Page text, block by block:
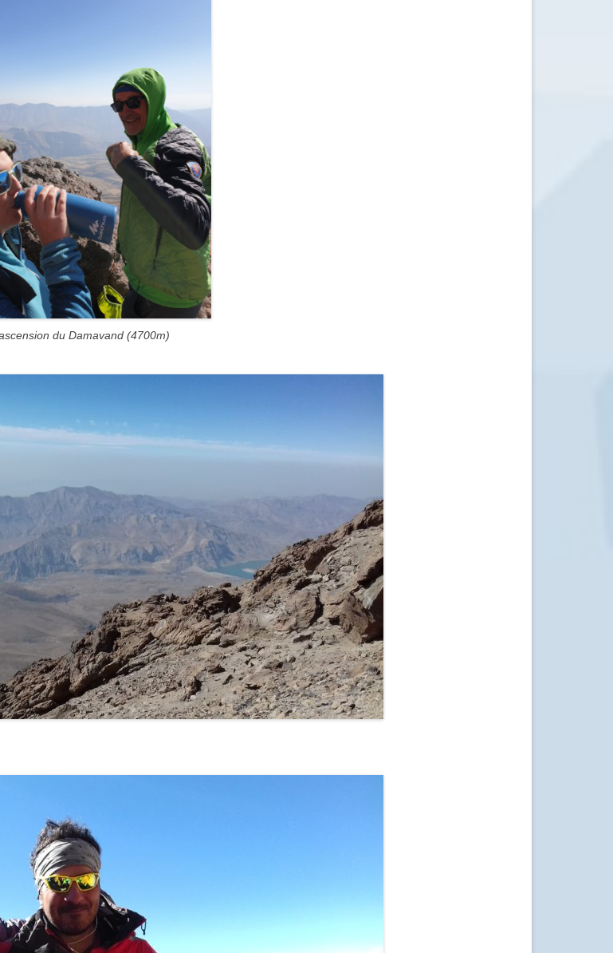
du Damavand (4700m)